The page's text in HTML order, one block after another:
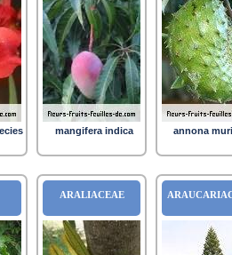
mangifera indica annona
ARALIACEAE